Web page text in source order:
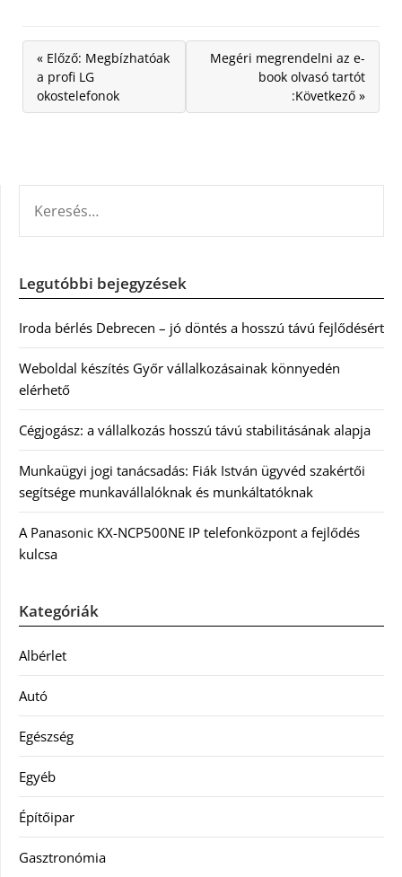
« Előző: Megbízhatóak
a profi LG
okostelefonok
Megéri megrendelni az e-
book olvasó tartót
:Következő »
Legutóbbi bejegyzések
Iroda bérlés Debrecen – jó döntés a hosszú távú fejlődésért
Weboldal készítés Győr vállalkozásainak könnyedén
elérhető
Cégjogász: a vállalkozás hosszú távú stabilitásának alapja
Munkaügyi jogi tanácsadás: Fiák István ügyvéd szakértői
segítsége munkavállalóknak és munkáltatóknak
A Panasonic KX-NCP500NE IP telefonközpont a fejlődés
kulcsa
Kategóriák
Albérlet
Autó
Egészség
Egyéb
Építőipar
Gasztronómia